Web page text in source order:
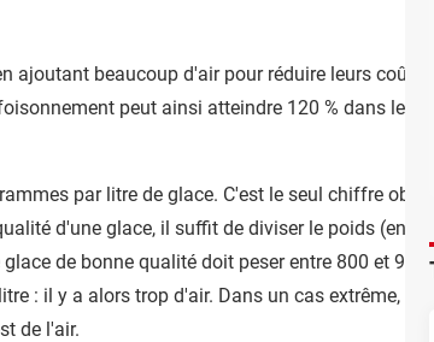
ajoutant beaucoup d'air pour réduire leurs coûts.
peut ainsi atteindre 120 % dans les
par litre de glace. C'est le seul chiffre
d'une glace, il suffit de diviser le poids (en
de bonne qualité doit peser entre 800 et 900
: il y a alors trop d'air. Dans un cas extrême,
de l'air.